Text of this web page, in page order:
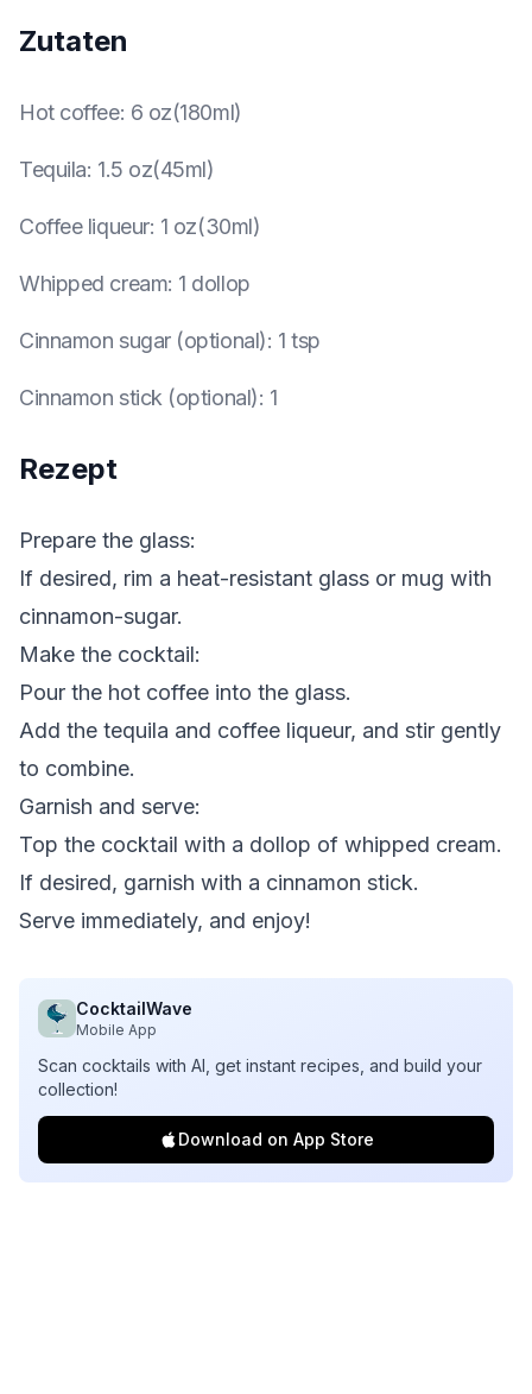
Zutaten
Hot coffee: 6 oz(180ml)
Tequila: 1.5 oz(45ml)
Coffee liqueur: 1 oz(30ml)
Whipped cream: 1 dollop
Cinnamon sugar (optional): 1 tsp
Cinnamon stick (optional): 1
Rezept
Prepare the glass:
If desired, rim a heat-resistant glass or mug with
cinnamon-sugar.
Make the cocktail:
Pour the hot coffee into the glass.
Add the tequila and coffee liqueur, and stir gently
to combine.
Garnish and serve:
Top the cocktail with a dollop of whipped cream.
If desired, garnish with a cinnamon stick.
Serve immediately, and enjoy!
CocktailWave
Mobile App
Scan cocktails with AI, get instant recipes, and build your
collection!
Download on App Store